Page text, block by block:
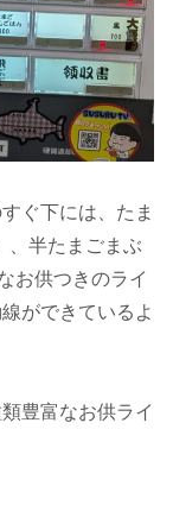
ぐ下には、たま
、半たまごまぶ
お供つきのライ
ができているよ
豊富なお供ライ